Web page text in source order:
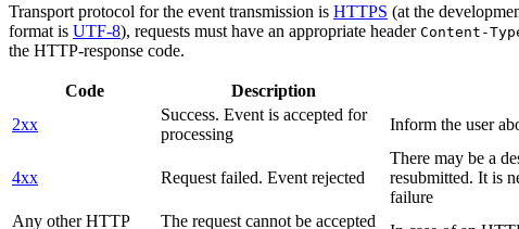
Transport protocol for the event transmission is HTTPS (at the
format is UTF-8), requests must have an appropriate header Content-
the HTTP-response code.
Code Description
2xx
Success. Event is accepted for
processing
Inform the user
4xx Request failed. Event rejected
There may be a
resubmitted. It is
failure
Any other HTTP
The request cannot be accepted